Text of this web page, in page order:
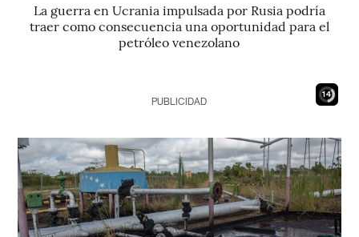
La guerra en Ucrania impulsada por Rusia podría
traer como consecuencia una oportunidad para el
petróleo venezolano
13
PUBLICIDAD